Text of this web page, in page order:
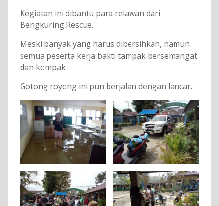
Kegiatan ini dibantu para relawan dari
Bengkuring Rescue.
Meski banyak yang harus dibersihkan, namun
semua peserta kerja bakti tampak bersemangat
dan kompak.
Gotong royong ini pun berjalan dengan lancar.